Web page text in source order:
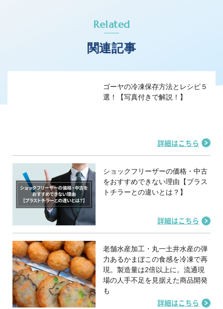
Related
関連記事
ゴーヤの冷凍保存方法とレシピ５
選！【写真付きで解説！】
詳細はこちら
ショックフリーザーの価格・中古
をおすすめできない理由【ブラス
トチラーとの違いとは？】
詳細はこちら
老舗水産加工・丸一土井水産の弾
力あるかまぼこの食感を冷凍で再
現。製造量は2倍以上に。流通現
場の人手不足を見据えた商品開発
も
詳細はこちら